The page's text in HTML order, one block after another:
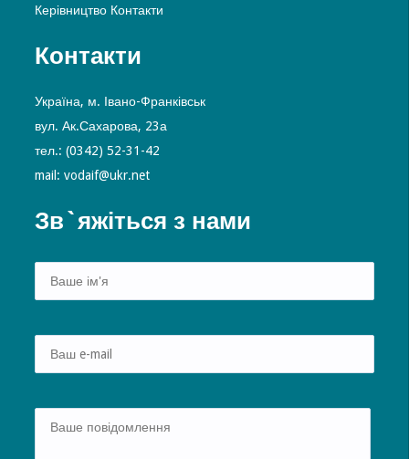
Керівництво Контакти
Контакти
Україна, м. Івано-Франківськ
вул. Ак.Сахарова, 23а
тел.: (0342) 52-31-42
mail: vodaif@ukr.net
Зв`яжіться з нами